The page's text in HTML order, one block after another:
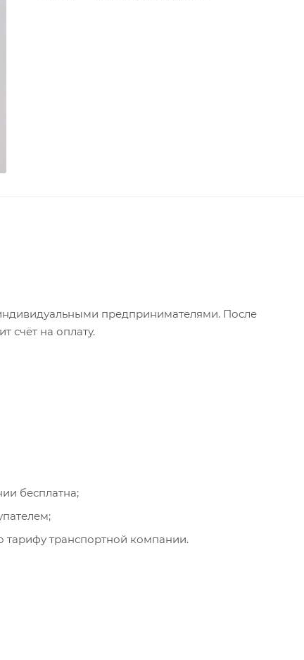
предпринимателями. После
счёт на оплату.
бесплатна;
тарифу транспортной компании.